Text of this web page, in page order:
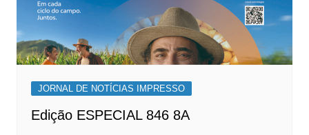
JORNAL DE NOTÍCIAS IMPRESSO
Edição ESPECIAL 846 8A